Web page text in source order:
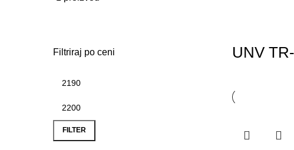
Filtriraj po ceni
Minimalna
cena
Maksimalna
cena
FILTER
UNV